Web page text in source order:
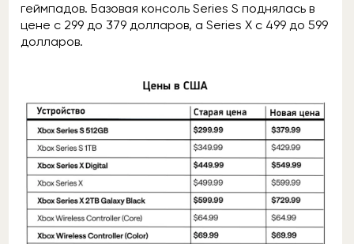
геймпадов. Базовая консоль Series S поднялась в
цене с 299 до 379 долларов, а Series X с 499 до 599
долларов.